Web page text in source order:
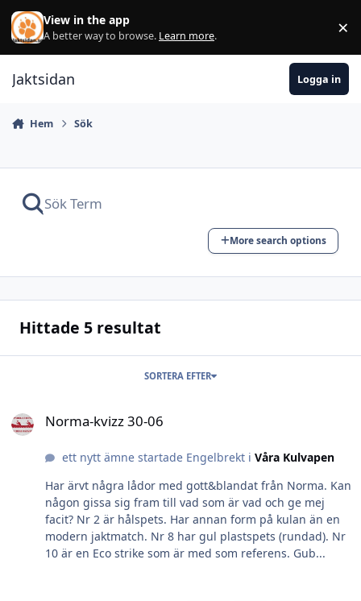
Hoppa till innehåll
View in the app
A better way to browse. Learn more. ×
Jaktsidan Logga in
Hem Sök
More search options
Hittade 5 resultat
SORTERA EFTER
Norma-kvizz 30-06
ett nytt ämne startade Engelbrekt i Våra Kulvapen
Har ärvt några lådor med gott&blandat från Norma. Kan
någon gissa sig fram till vad som är vad och ge mej
facit? Nr 2 är hålspets. Har annan form på kulan än en
modern jaktmatch. Nr 8 har gul plastspets (rundad). Nr
10 är en Eco strike som är med som referens. Gub...